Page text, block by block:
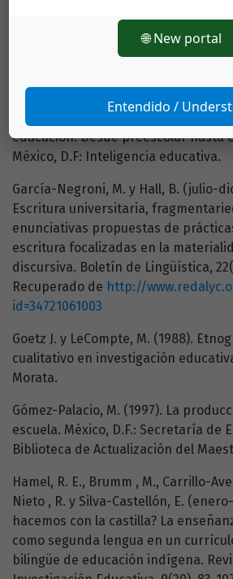
razonamiento analógico verbal: Una
esencial de la producción escrita.
id=134516603007
educación: Desde preescolar hasta
México, D.F: Inteligencia educativa.
García-Negroni, M. y Hall, B. (julio-
Escritura universitaria,
enunciativas propuestas de
escritura focalizadas en la
discursiva. Boletín de Lingüística,
Recuperado de http://
id=34721061003
Goetz J. y LeCompte, M. (1988).
cualitativo en investigación
Morata.
Gómez-Palacio, M. (1997). La
escuela. México, D.F.: Secretaría de
Biblioteca de Actualización del
Hamel, R. E., Brumm , M., Carrillo-
Nieto , R. y Silva-Castellón, E.
hacemos con la castilla? La
como segunda lengua en un
bilingüe de educación indígena.
🌐 New portal
Entendido /